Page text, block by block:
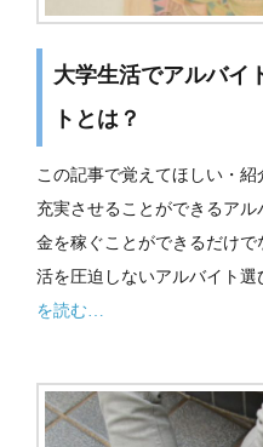
大学生活でアルバイ
トとは？
この記事で覚えてほしい・
充実させることができるア
金を稼ぐことができるだけ
活を圧迫しないアルバイト選
を読む…